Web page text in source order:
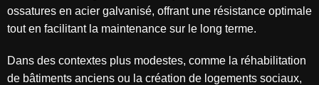
ossatures en acier galvanisé, offrant une résistance optimale
tout en facilitant la maintenance sur le long terme.
Dans des contextes plus modestes, comme la réhabilitation
de bâtiments anciens ou la création de logements sociaux,